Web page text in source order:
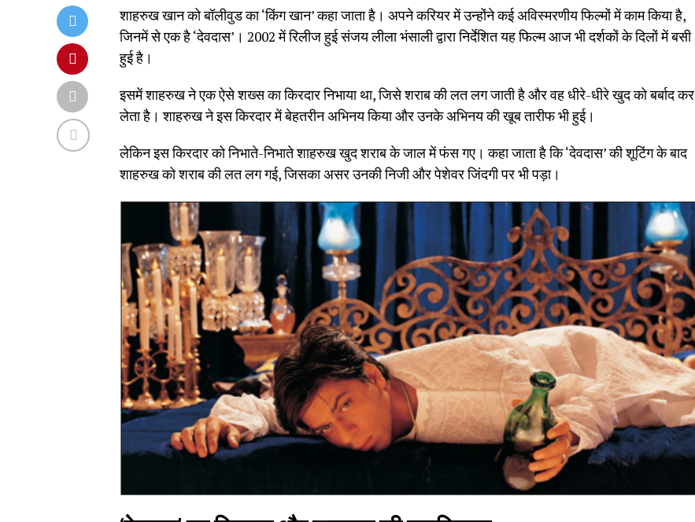
शाहरुख खान को बॉलीवुड का ‘किंग खान’ कहा जाता है। अपने करियर में उन्होंने कई अविस्मरणीय फिल्मों में काम किया है,
जिनमें से एक है ‘देवदास’। 2002 में रिलीज हुई संजय लीला भंसाली द्वारा निर्देशित यह फिल्म आज भी दर्शकों के दिलों में बसी
हुई है।
इसमें शाहरुख ने एक ऐसे शख्स का किरदार निभाया था, जिसे शराब की लत लग जाती है और वह धीरे-धीरे खुद को बर्बाद कर
लेता है। शाहरुख ने इस किरदार में बेहतरीन अभिनय किया और उनके अभिनय की खूब तारीफ भी हुई।
लेकिन इस किरदार को निभाते-निभाते शाहरुख खुद शराब के जाल में फंस गए। कहा जाता है कि ‘देवदास’ की शूटिंग के बाद
शाहरुख को शराब की लत लग गई, जिसका असर उनकी निजी और पेशेवर जिंदगी पर भी पड़ा।